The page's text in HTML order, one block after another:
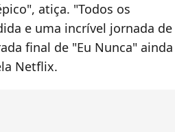
atiça. "Todos os
e uma incrível jornada de
final de "Eu Nunca" ainda
Netflix.